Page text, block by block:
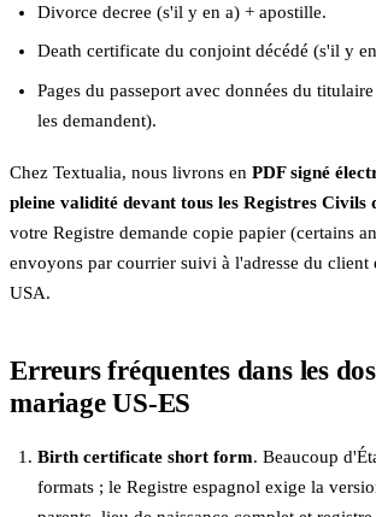
Divorce decree (s'il y en a) + apostille.
Death certificate du conjoint décédé (s'il y
Pages du passeport avec données du
les demandent).
Chez Textualia, nous livrons en PDF signé
pleine validité devant tous les Registres Civils
votre Registre demande copie papier (certains
envoyons par courrier suivi à l'adresse du client
USA.
Erreurs fréquentes dans les
mariage US-ES
Birth certificate short form. Beaucoup
formats ; le Registre espagnol exige la